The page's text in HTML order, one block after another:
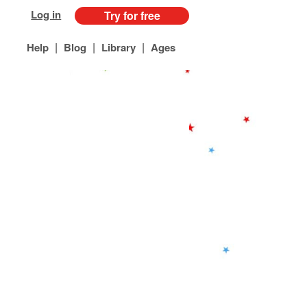
Log in Try for free
Help | Blog | Library | Ages